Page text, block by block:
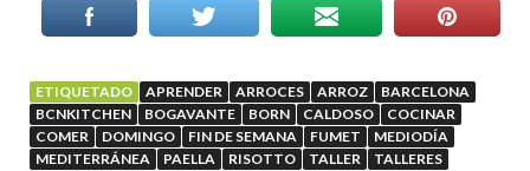
ETIQUETADO APRENDER ARROCES ARROZ
BARCELONA
BCNKITCHEN
BOGAVANTE BORN CALDOSO
COCINAR
COMER
DOMINGO FIN DE SEMANA FUMET
MEDIODÍA
MEDITERRÁNEA
PAELLA RISOTTO TALLER
TALLERES